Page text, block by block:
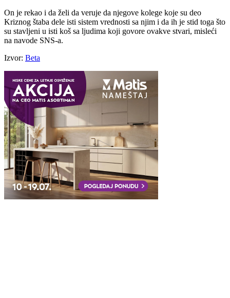
On je rekao i da želi da veruje da njegove kolege koje su deo
Kriznog štaba dele isti sistem vrednosti sa njim i da ih je stid toga što
su stavljeni u isti koš sa ljudima koji govore ovakve stvari, misleći
na navode SNS-a.
Izvor: Beta